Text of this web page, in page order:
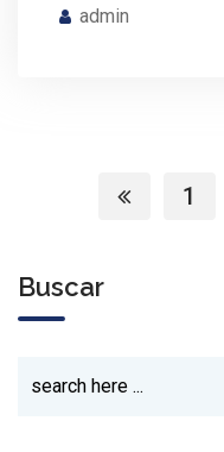
admin
1
Buscar